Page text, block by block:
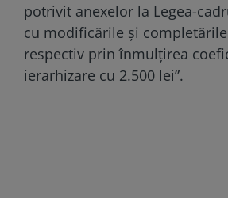
potrivit anexelor la Legea-
cu modificările şi
respectiv prin înmulțirea
ierarhizare cu 2.500 lei”.